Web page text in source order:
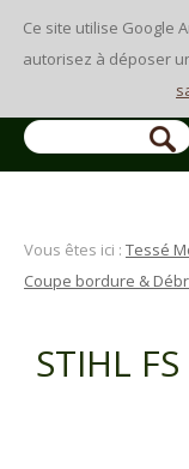
Ce site utilise Google
autorisez à déposer
Vous êtes ici : Tessé
Coupe bordure &
STIHL